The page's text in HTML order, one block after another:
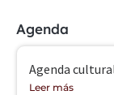
Agenda
Agenda
Leer más